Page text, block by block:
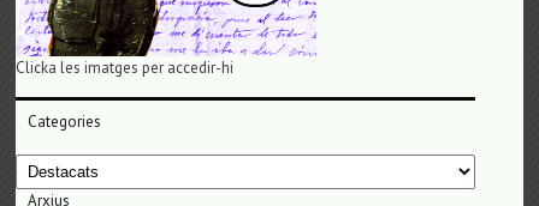
Clicka les imatges per accedir-hi
Categories
Categories
Arxius